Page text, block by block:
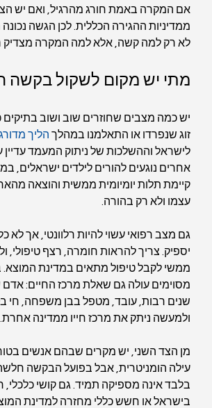
אם המקרה באמת חורג מהרגיל, ואם יש
ממדיניות ההגירה הכללית. לכן הגשה
לא רק למה קשה, אלא למה המקרה מצדיק
מתי יש מקום לשקול בקשה
יש כמה מצבים שחוזרים שוב ושוב
זוג שנפרדו או התאלמנו במהלך הליך
לישראל וההשלכות של ניתוק המעמד עדיין
אחרים נוגעים להורים לילדים ישראלים,
קיימת תלות יומיומית ממשית והוצאה
עצמו ולא רק בהורה.
גם מצב רפואי עשוי להיות רלוונטי, אך לא
יספיק. צריך להראות חומרה, רצף טיפולי,
ממשי לקבל טיפול מתאים במדינת המוצא.
מסוימים עולה גם שאלת מרכז החיים:
שנים רבות, עובד, מטפל בבן משפחה, חי
ולמעשה ניתק את מרכז חייו ממדינה אחרת.
מן הצד השני, יש מקרים שבהם אנשים
עילה הומניטרית, אבל בפועל הבקשה
בלבד אינה מספיקה תמיד. גם קושי כלכלי,
בישראל או חשש כללי מחזרה למדינת